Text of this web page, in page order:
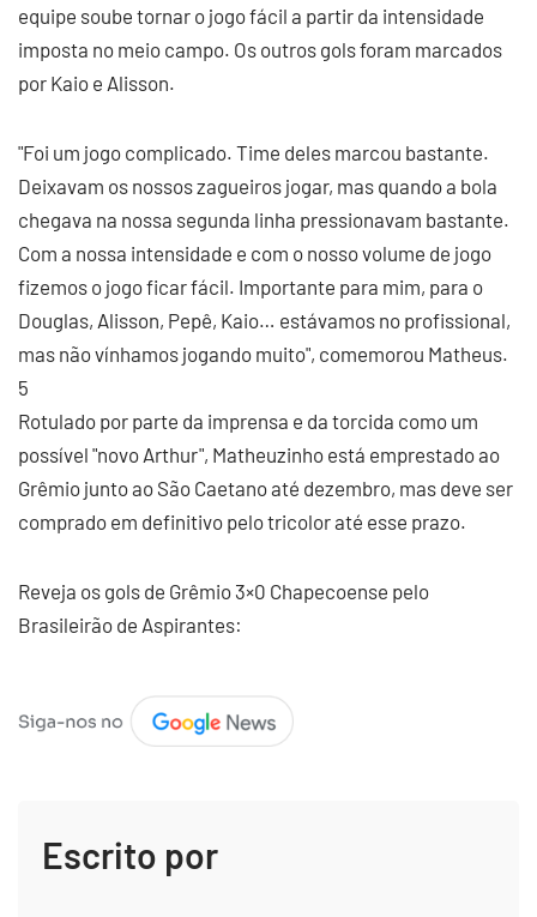
equipe soube tornar o jogo fácil a partir da intensidade
imposta no meio campo. Os outros gols foram marcados
por Kaio e Alisson.
"Foi um jogo complicado. Time deles marcou bastante.
Deixavam os nossos zagueiros jogar, mas quando a bola
chegava na nossa segunda linha pressionavam bastante.
Com a nossa intensidade e com o nosso volume de jogo
fizemos o jogo ficar fácil. Importante para mim, para o
Douglas, Alisson, Pepê, Kaio… estávamos no profissional,
mas não vínhamos jogando muito", comemorou Matheus.
5
Rotulado por parte da imprensa e da torcida como um
possível "novo Arthur", Matheuzinho está emprestado ao
Grêmio junto ao São Caetano até dezembro, mas deve ser
comprado em definitivo pelo tricolor até esse prazo.
Reveja os gols de Grêmio 3×0 Chapecoense pelo
Brasileirão de Aspirantes:
Escrito por